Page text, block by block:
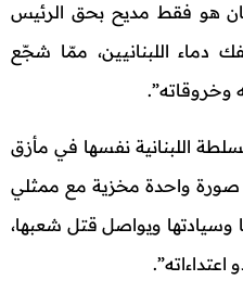
هو فقط مديح بحق الرئيس
دماء اللبنانيين، ممّا شجّع
وخروقاته”.
اللبنانية نفسها في مأزق
صورة واحدة مخزية مع ممثلي
ويواصل قتل شعبها،